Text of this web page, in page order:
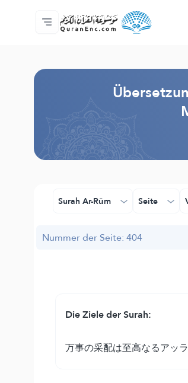
Hauptseite
Inhaltsverzeichnis der
Audio
Service der Entwickler -
Über das Projekt
Kontakt
Sprache
Surah Ar-Rūm Seite
Nummer der Seite: 404
Die Ziele der Surah:
万事の采配は至高なるアッ